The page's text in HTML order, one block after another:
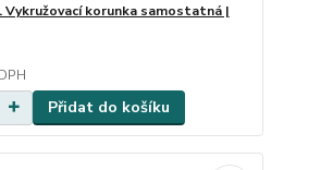
Vykružovací korunka samostatná |
Přidat do košíku